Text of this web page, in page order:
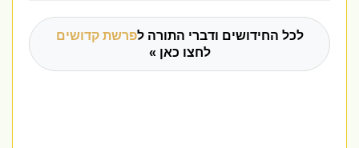
לכל החידושים ודברי התורה לפרשת קדושים
לחצו כאן »